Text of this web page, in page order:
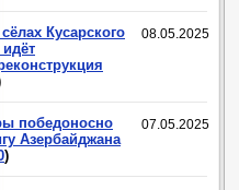
08.05.2025
Кусарского
07.05.2025
победоносно
Азербайджана
)